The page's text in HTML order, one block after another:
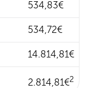
534,83€
534,72€
14.814,81€
2.814,81€2